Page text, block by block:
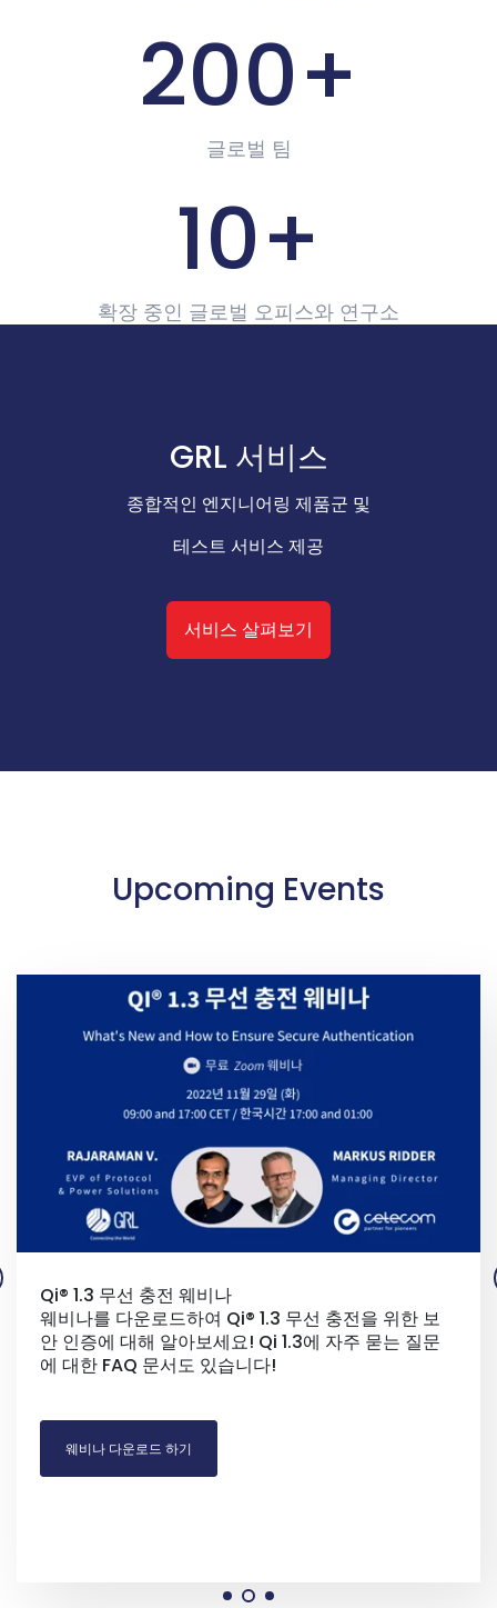
200+
글로벌 팀
10+
확장 중인 글로벌 오피스와 연구소
GRL 서비스
종합적인 엔지니어링 제품군 및
테스트 서비스 제공
서비스 살펴보기
Upcoming Events
Qi® 1.3 무선 충전 웨비나
웨비나를 다운로드하여 Qi® 1.3 무선 충전을 위한 보
안 인증에 대해 알아보세요! Qi 1.3에 자주 묻는 질문
에 대한 FAQ 문서도 있습니다!
웨비나 다운로드 하기